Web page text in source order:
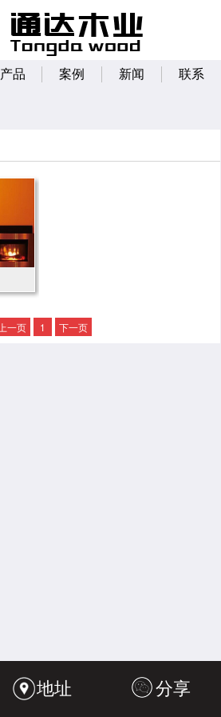
产品 案例 新闻 联系
上一页 1 下一页
地址 分享